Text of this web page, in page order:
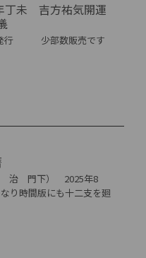
丁未 吉方祐気開運
行 少部数販売です
治 門下） 2025年8
り時間版にも十二支を廻